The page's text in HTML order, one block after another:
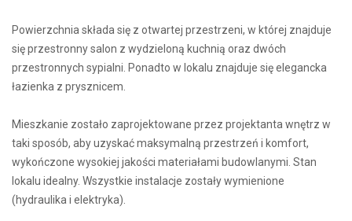
Powierzchnia składa się z otwartej przestrzeni, w której znajduje
się przestronny salon z wydzieloną kuchnią oraz dwóch
przestronnych sypialni. Ponadto w lokalu znajduje się elegancka
łazienka z prysznicem.
Mieszkanie zostało zaprojektowane przez projektanta wnętrz w
taki sposób, aby uzyskać maksymalną przestrzeń i komfort,
wykończone wysokiej jakości materiałami budowlanymi. Stan
lokalu idealny. Wszystkie instalacje zostały wymienione
(hydraulika i elektryka).